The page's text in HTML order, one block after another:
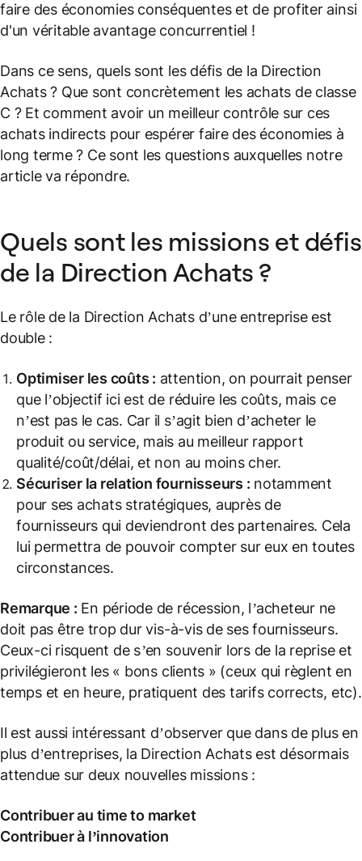
faire des économies conséquentes et de profiter ainsi
d'un véritable avantage concurrentiel !
Dans ce sens, quels sont les défis de la Direction
Achats ? Que sont concrètement les achats de classe
C ? Et comment avoir un meilleur contrôle sur ces
achats indirects pour espérer faire des économies à
long terme ? Ce sont les questions auxquelles notre
article va répondre.
Quels sont les missions et défis
de la Direction Achats ?
Le rôle de la Direction Achats d’une entreprise est
double :
Optimiser les coûts : attention, on pourrait penser
que l’objectif ici est de réduire les coûts, mais ce
n’est pas le cas. Car il s’agit bien d’acheter le
produit ou service, mais au meilleur rapport
qualité/coût/délai, et non au moins cher.
Sécuriser la relation fournisseurs : notamment
pour ses achats stratégiques, auprès de
fournisseurs qui deviendront des partenaires. Cela
lui permettra de pouvoir compter sur eux en toutes
circonstances.
Remarque : En période de récession, l’acheteur ne
doit pas être trop dur vis-à-vis de ses fournisseurs.
Ceux-ci risquent de s’en souvenir lors de la reprise et
privilégieront les « bons clients » (ceux qui règlent en
temps et en heure, pratiquent des tarifs corrects, etc).
Il est aussi intéressant d’observer que dans de plus en
plus d’entreprises, la Direction Achats est désormais
attendue sur deux nouvelles missions :
Contribuer au time to market
Contribuer à l’innovation